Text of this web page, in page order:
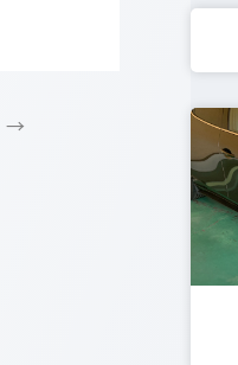
→